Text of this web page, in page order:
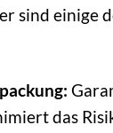
sind einige
das